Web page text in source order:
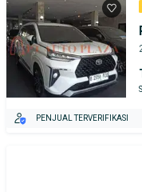
PENJUAL TERVERIFIKASI